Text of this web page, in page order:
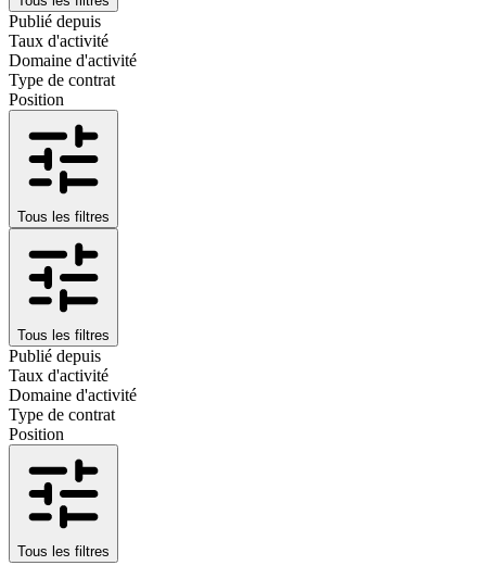
Publié depuis
Taux d'activité
Domaine d'activité
Type de contrat
Position
Tous les filtres
Tous les filtres
Publié depuis
Taux d'activité
Domaine d'activité
Type de contrat
Position
Tous les filtres